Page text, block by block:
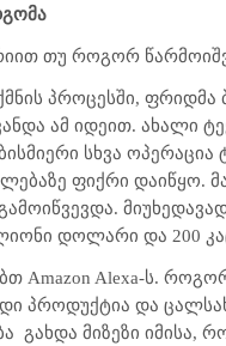
თუ როგორ
პროცესში,
ამ იდეით. ახალი
სხვა
ფიქრი დაიწყო.
დოლარი და 200
Amazon Alexa-ს.
პროდუქტია და
გახდა მიზეზი იმისა,